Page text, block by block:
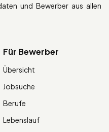
und Bewerber aus allen
Für Bewerber
Übersicht
Jobsuche
Berufe
Lebenslauf